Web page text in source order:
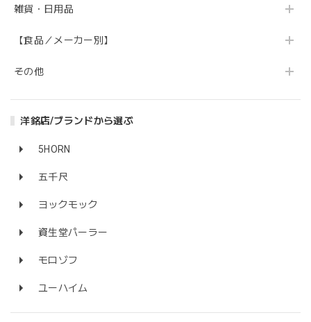
雑貨・日用品
【食品／メーカー別】
その他
洋銘店/ブランドから選ぶ
5HORN
五千尺
ヨックモック
資生堂パーラー
モロゾフ
ユーハイム